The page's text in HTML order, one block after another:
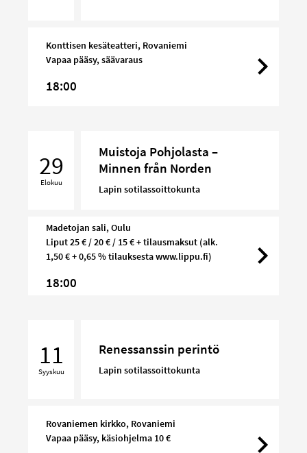
Konttisen kesäteatteri, Rovaniemi
Vapaa pääsy, säävaraus
18:00
Minnen
29
Elokuu
Muistoja Pohjolasta –
Minnen från Norden
Lapin sotilassoittokunta
Madetojan sali, Oulu
Liput 25 € / 20 € / 15 € + tilausmaksut (alk.
1,50 € + 0,65 % tilauksesta www.lippu.fi)
18:00
11
Syyskuu
Renessanssin perintö
Lapin sotilassoittokunta
Rovaniemen kirkko, Rovaniemi
Vapaa pääsy, käsiohjelma 10 €